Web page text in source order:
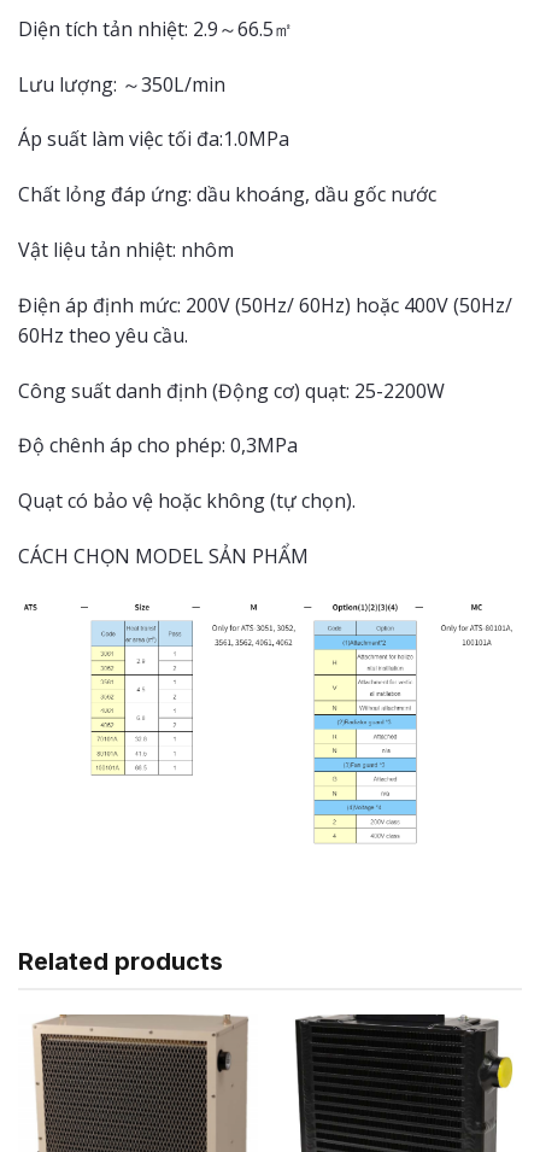
Diện tích tản nhiệt: 2.9～66.5㎡
Lưu lượng: ～350L/min
Áp suất làm việc tối đa:1.0MPa
Chất lỏng đáp ứng: dầu khoáng, dầu gốc nước
Vật liệu tản nhiệt: nhôm
Điện áp định mức: 200V (50Hz/ 60Hz) hoặc 400V (50Hz/
60Hz theo yêu cầu.
Công suất danh định (Động cơ) quạt: 25-2200W
Độ chênh áp cho phép: 0,3MPa
Quạt có bảo vệ hoặc không (tự chọn).
CÁCH CHỌN MODEL SẢN PHẨM
Related products